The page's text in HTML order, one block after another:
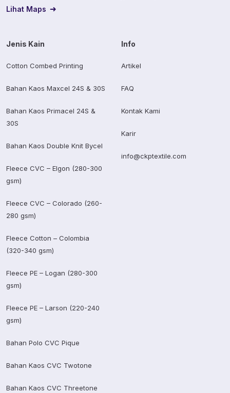
Lihat Maps
Jenis Kain
Cotton Combed Printing
Bahan Kaos Maxcel 24S & 30S
Bahan Kaos Primacel 24S &
30S
Bahan Kaos Double Knit Bycel
Fleece CVC – Elgon (280-300
gsm)
Fleece CVC – Colorado (260-
280 gsm)
Fleece Cotton – Colombia
(320-340 gsm)
Fleece PE – Logan (280-300
gsm)
Fleece PE – Larson (220-240
gsm)
Bahan Polo CVC Pique
Bahan Kaos CVC Twotone
Bahan Kaos CVC Threetone
Info
Artikel
FAQ
Kontak Kami
Karir
info@ckptextile.com